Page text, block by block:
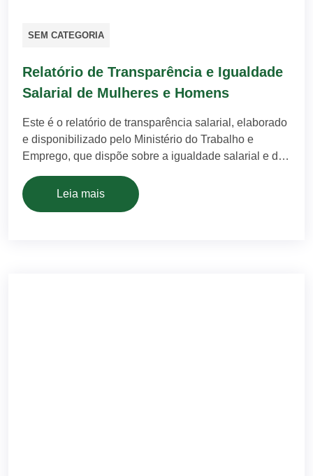
SEM CATEGORIA
Relatório de Transparência e Igualdade
Salarial de Mulheres e Homens
Este é o relatório de transparência salarial, elaborado
e disponibilizado pelo Ministério do Trabalho e
Emprego, que dispõe sobre a igualdade salarial e de
Artflexíveis – Matriz 1° Semestre de 2026 – Clique
Aqui Artflexíveis – Filial 1° Semestre de 2026 – Clique
Leia mais